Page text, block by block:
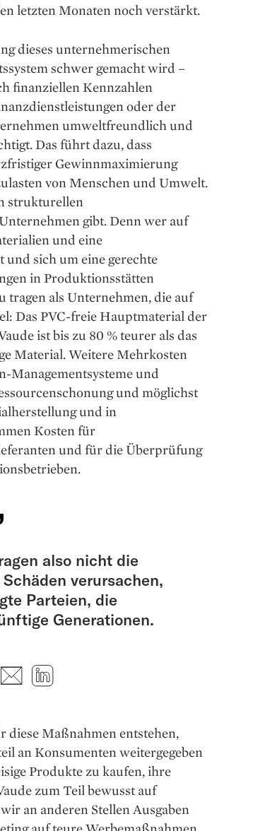
­letzten Monaten noch verstärkt.
dieses unternehmerischen
schwer gemacht wird –
finanziellen Kennzahlen
oder der
umweltfreundlich und
Das führt dazu, dass
Gewinnmaximierung
von Menschen und Umwelt.
strukturellen
gibt. Denn wer auf
und eine
sich um eine gerechte
in Produktionsstätten
als Unternehmen, die auf
Das PVC-freie Hauptmaterial der
ist bis zu 80 % teurer als das
Material. Weitere Mehrkosten
Managementsysteme und
und möglichst
und in
Kosten für
und für die Überprüfung
also nicht die
verursachen,
Parteien, die
Generationen.
Facebook
E-mail
diese Maßnahmen entstehen,
an Konsumenten weitergegeben
Produkte zu kaufen, ihre
zum Teil bewusst auf
an anderen Stellen Ausgaben